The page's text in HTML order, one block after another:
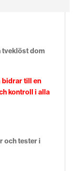
tveklöst dom
bidrar till en
kontroll i alla
och tester i